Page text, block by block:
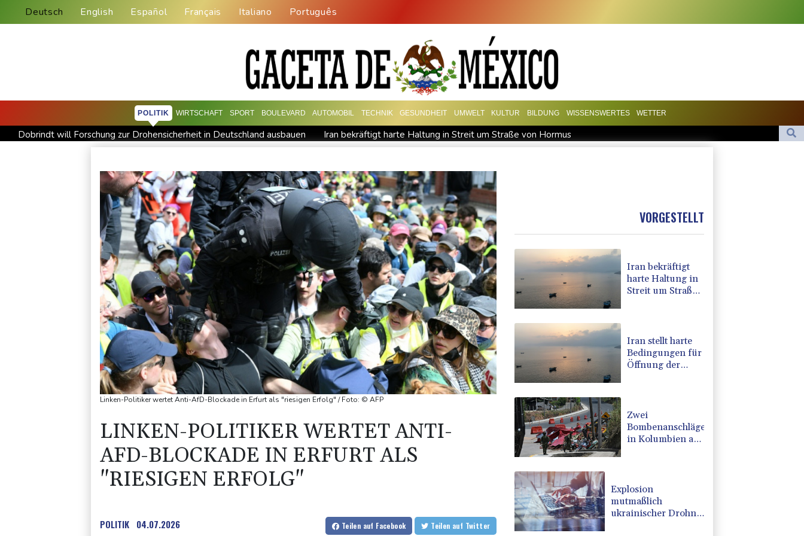
Deutsch English Español Français Italiano Português
POLITIK WIRTSCHAFT SPORT BOULEVARD AUTOMOBIL TECHNIK GESUNDHEIT UMWELT KULTUR BILDUNG WISSENSWERTES WETTER
Dobrindt will Forschung zur Drohensicherheit in Deutschland ausbauen
Iran bekräftigt harte Haltung in Streit um Straße von Hormus
Taifun "Dolphin": Flugausfälle, Evakuierung und höchste Warnstufe in China
Lionel Messi trauert um Vater und langjährigen Manager Jorge
DAK-Analyse: ADHS-Neudiagnosen bei Kindern deutlich gestiegen
Sohn: Krebs von Ex-Präsident Biden hat sich ausgebreitet und Metastasen gebildet
Iran stellt harte Bedingungen für Öffnung der Straße von Hormus
Trauerflor und Schweigeminute: Inter Miami trauert mit Messi
Linken-Politiker wertet Anti-AfD-Blockade in Erfurt als "riesigen Erfolg" / Foto: © AFP
LINKEN-POLITIKER WERTET ANTI-
AFD-BLOCKADE IN ERFURT ALS
"RIESIGEN ERFOLG"
POLITIK 04.07.2026 Teilen auf Facebook Teilen auf Twitter
VORGESTELLT
Iran bekräftigt
harte Haltung in
Streit um Straße
Iran stellt harte
Bedingungen für
Öffnung der
Zwei
Bombenanschläge
in Kolumbien an
Espriella
Explosion
mutmaßlich
ukrainischer Drohne